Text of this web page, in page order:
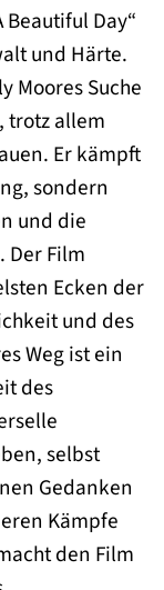
Day“
und Härte.
Moores Suche
trotz allem
Er kämpft
sondern
und die
Der Film
Ecken der
und des
Weg ist ein
des
selbst
Gedanken
Kämpfe
den Film